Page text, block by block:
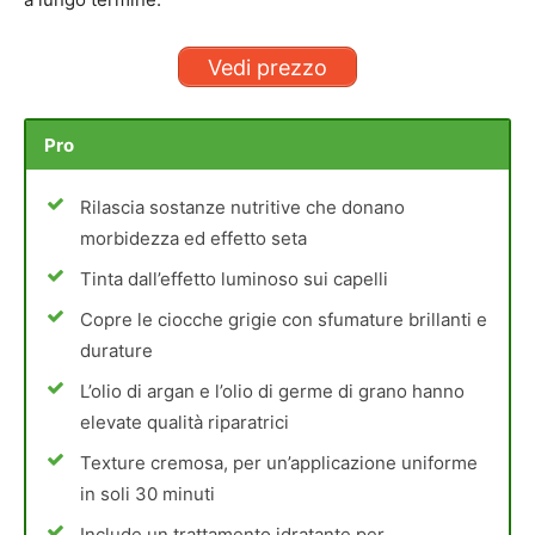
Vedi prezzo
Pro
Rilascia sostanze nutritive che donano
morbidezza ed effetto seta
Tinta dall’effetto luminoso sui capelli
Copre le ciocche grigie con sfumature brillanti e
durature
L’olio di argan e l’olio di germe di grano hanno
elevate qualità riparatrici
Texture cremosa, per un’applicazione uniforme
in soli 30 minuti